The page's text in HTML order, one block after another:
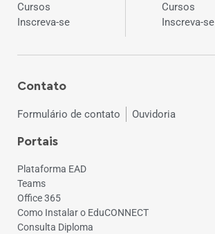
Cursos
Inscreva-se
Cursos
Inscreva-se
Contato
Formulário de contato Ouvidoria
Portais
Plataforma EAD
Teams
Office 365
Como Instalar o EduCONNECT
Consulta Diploma